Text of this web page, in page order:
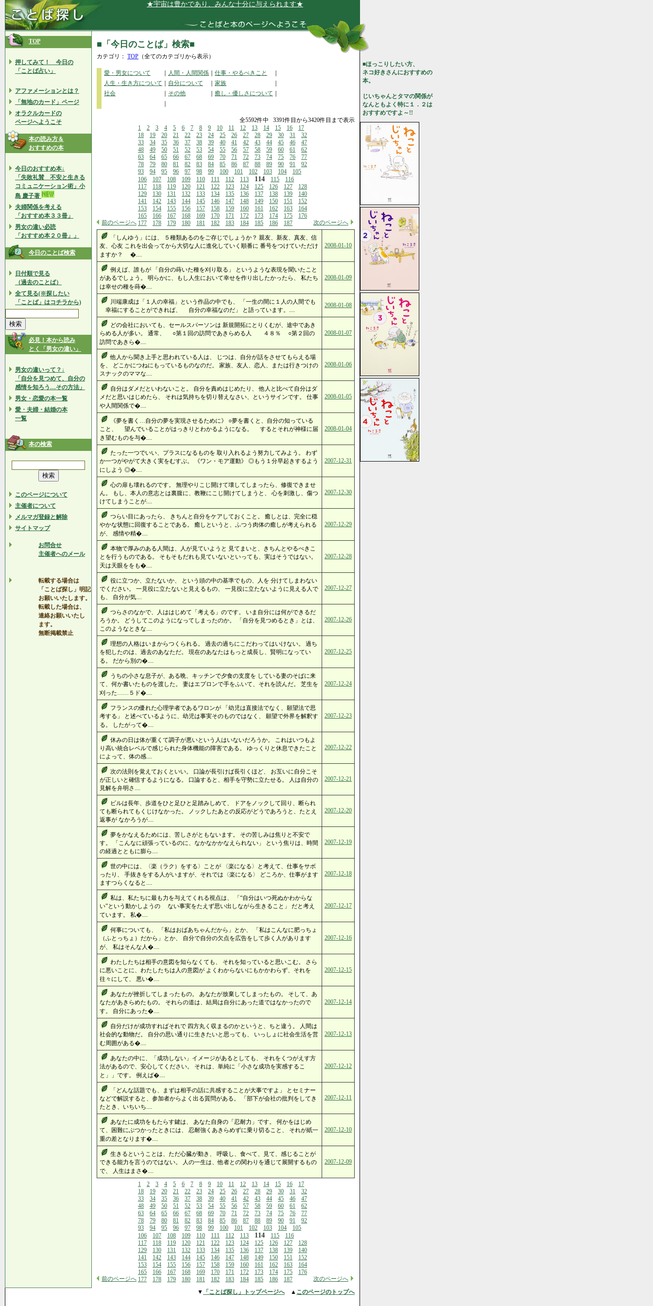
★宇宙は豊かであり、みんな十分に与えられます★
TOP
押してみて！ 今日の
「ことば占い」
アファメーションとは？
「無地のカード」ページ
オラクルカードの
ページへようこそ
本の読み方＆
おすすめの本
今日のおすすめ本↓
「失敗礼賛 不安と生きる
コミュニケーション術」小
島 慶子著
夫婦関係を考える
「おすすめ本３３冊」
男女の違い必読
「おすすめ本２０冊」」
今日のことば検索
日付順で見る
（過去のことば）
全て見る(※探したい
「ことば」はコチラから)
必見！本から読み
とく「男女の違い」
男女の違いって？↓
「自分を見つめて、自分の
感情を知ろう…その方法」
男女・恋愛の本一覧
愛・夫婦・結婚の本
一覧
本の検索
このページについて
主催者について
メルマガ登録と解除
サイトマップ
お問合せ
主催者へのメール
転載する場合は
「ことば探し」明記
お願いいたします。
転載した場合は、
連絡お願いいたし
ます。
無断掲載禁止
■「今日のことば」検索■
カテゴリ： TOP （全てのカテゴリから表示）
愛・男女について 人間・人間関係 仕事・やるべきこと
人生・生き方について
自分について 家族
社会
その他 癒し・優しさについて
全5592件中 3391件目から3420件目まで表示
前のページへ
1 2 3 4 5 6 7 8 9 10 11 12 13 14 15 16
17
18
19 20 21 22 23 24 25 26 27 28 29 30 31
32
33
34 35 36 37 38 39 40 41 42 43 44 45 46
47
48
49 50 51 52 53 54 55 56 57 58 59 60 61
62
63
64 65 66 67 68 69 70 71 72 73 74 75 76
77
78
79 80 81 82 83 84 85 86 87 88 89 90 91
92
93
94 95 96 97 98 99 100 101 102 103 104
105
106
107 108 109 110 111 112 113 114 115
116
117
118 119 120 121 122 123 124 125 126 127
128
129
130 131 132 133 134 135 136 137 138 139
140
141
142 143 144 145 146 147 148 149 150 151
152
153
154 155 156 157 158 159 160 161 162 163
164
165
166 167 168 169 170 171 172 173 174 175
176
177
178 179 180 181 182 183 184 185 186 187 次のページへ
「しんゆう」には、 ５種類あるのをご存じでしょうか？ 親友、新友、真友、信
友、心友 これを出会ってから大切な人に進化していく順番に 番号をつけていただけ
ますか？ �....
2008-01-10
例えば、誰もが 「自分の蒔いた種を刈り取る」 というような表現を聞いたこと
があるでしょう。 明らかに、もし人生において幸せを作り出したかったら、 私たち
は幸せの種を蒔�....
2008-01-09
川端康成は「１人の幸福」という作品の中でも、 「一生の間に１人の人間でも
幸福にすることができれば、 自分の幸福なのだ」 と語っています。....
2008-01-08
どの会社においても、セールスパーソンは 新規開拓にとりくむが、途中であき
らめる人が多い。 通常、 ○第１回の訪問であきらめる人 ４８％ ○第２回の
訪問であきら�....
2008-01-07
他人から聞き上手と思われている人は、 じつは、自分が話をさせてもらえる場
を、 どこかにつねにもっているものなのだ。 家族、友人、恋人、または行きつけの
スナックのママな....
2008-01-06
自分はダメだといわないこと。 自分を責めはじめたり、 他人と比べて自分はダ
メだと思いはじめたら、 それは気持ちを切り替えなさい、というサインです。 仕事
や人間関係で�....
2008-01-05
《夢を書く…自分の夢を実現させるために》 ○夢を書くと、自分の知っている
こと、 望んでいることがはっきりとわかるようになる。 するとそれが神様に届
き望むものを与�....
2008-01-04
たった一つでいい、プラスになるものを 取り入れるよう努力してみよう。 わず
か一つがやがて大きく実をむすぶ。 《ワン・モア運動》 ◎もう１分早起きするよう
にしよう ◎�....
2007-12-31
心の扉も壊れるのです。 無理やりこじ開けて壊してしまったら、修復できませ
ん。 もし、本人の意志とは裏腹に、教鞭にこじ開けてしまうと、 心を刺激し、傷つ
けてしまうことが....
2007-12-30
つらい目にあったら、 きちんと自分をケアしておくこと。 癒しとは、完全に穏
やかな状態に回復することである。 癒しというと、ふつう肉体の癒しが考えられる
が、 感情や精�....
2007-12-29
本物で厚みのある人間は、人が見ていようと 見てまいと、きちんとやるべきこ
とを行うものである。 そもそもだれも見ていないといっても、実はそうではない。
天は天眼ををも�....
2007-12-28
役に立つか、立たないか、 という頭の中の基準でもの、人を 分けてしまわない
でください。 一見役に立たないと見えるもの、 一見役に立たないように見える人で
も、 自分が気....
2007-12-27
つらさのなかで、人ははじめて「考える」のです。 いま自分には何ができるだ
ろうか。 どうしてこのようになってしまったのか。 「自分を見つめるとき」とは、
このようなときな....
2007-12-26
理想の人格はいまからつくられる。 過去の過ちにこだわってはいけない。 過ち
を犯したのは、過去のあなただ。 現在のあなたはもっと成長し、賢明になってい
る。 だから別の�....
2007-12-25
うちの小さな息子が、ある晩、キッチンで夕食の支度を している妻のそばに来
て、何か書いたものを渡した。 妻はエプロンで手をふいて、それを読んだ。 芝生を
刈った……５ド�....
2007-12-24
フランスの優れた心理学者であるワロンが 「幼児は直接法でなく、願望法で思
考する」 と述べているように、幼児は事実そのものではなく、 願望で外界を解釈す
る。 したがって�....
2007-12-23
休みの日は体が重くて調子が悪いという人はいないだろうか。 これはいつもよ
り高い統合レベルで感じられた身体機能の障害である。 ゆっくりと休息できたこと
によって、体の感....
2007-12-22
次の法則を覚えておくといい。 口論が長引けば長引くほど、 お互いに自分こそ
が正しいと確信するようになる。 口論すると、相手を守勢に立たせる。 人は自分の
見解を弁明さ....
2007-12-21
ビルは長年、歩道をひと足ひと足踏みしめて、 ドアをノックして回り、断られ
ても断られてもくじけなかった。 ノックしたあとの反応がどうであろうと、たとえ
返事が なかろうが....
2007-12-20
夢をかなえるためには、苦しさがともないます。 その苦しみは焦りと不安で
す。 「こんなに頑張っているのに、なかなかかなえられない」 という焦りは、時間
の経過とともに膨ら....
2007-12-19
世の中には、〈楽（ラク）をする〉ことが 〈楽になる〉と考えて、仕事をサボ
ったり、 手抜きをする人がいますが、それでは〈楽になる〉 どころか、仕事がます
ますつらくなると....
2007-12-18
私は、私たちに最も力を与えてくれる視点は、 「“自分はいつ死ぬかわからな
い”という動かしようの ない事実をたえず思い出しながら生きること」 だと考え
ています。 私�....
2007-12-17
何事についても、 「私はおばあちゃんだから」とか、 「私はこんなに肥っちょ
（ふとっちょ）だから」とか、 自分で自分の欠点を広告をして歩く人があります
が、 私はそんな人�....
2007-12-16
わたしたちは相手の意図を知らなくても、 それを知っていると思いこむ。 さら
に悪いことに、わたしたちは人の意図が よくわからないにもかかわらず、それを
往々にして、 悪い�....
2007-12-15
あなたが挫折してしまったもの。 あなたが放棄してしまったもの。 そして、あ
なたがあきらめたもの。 それらの道は、結局は自分にあった道ではなかったので
す。 自分にあった�....
2007-12-14
自分だけが成功すればそれで 四方丸く収まるのかというと、ちと違う。 人間は
社会的な動物だ。 自分の思い通りに生きたいと思っても、 いっしょに社会生活を営
む周囲がある�....
2007-12-13
あなたの中に、「成功しない」イメージがあるとしても、 それをくつがえす方
法があるので、安心してください。 それは、単純に「小さな成功を実感するこ
と」」です。 例えば�....
2007-12-12
「どんな話題でも、まずは相手の話に共感することが大事ですよ」 とセミナー
などで解説すると、参加者からよく出る質問がある。 「部下が会社の批判をしてき
たとき、いちいち....
2007-12-11
あなたに成功をもたらす鍵は、 あなた自身の「忍耐力」です。 何かをはじめ
て、困難にぶつかったときには、 忍耐強くあきらめずに乗り切ること、 それが紙一
重の差となります�....
2007-12-10
生きるということは、ただ心臓が動き、 呼吸し、食べて、見て、感じることが
できる能力を言うのではない。 人の一生は、他者との関わりを通じて展開するもの
で、 人生はまさ�....
2007-12-09
前のページへ
1 2 3 4 5 6 7 8 9 10 11 12 13 14 15 16
17
18
19 20 21 22 23 24 25 26 27 28 29 30 31
32
33
34 35 36 37 38 39 40 41 42 43 44 45 46
47
48
49 50 51 52 53 54 55 56 57 58 59 60 61
62
63
64 65 66 67 68 69 70 71 72 73 74 75 76
77
78
79 80 81 82 83 84 85 86 87 88 89 90 91
92
93
94 95 96 97 98 99 100 101 102 103 104
105
106
107 108 109 110 111 112 113 114 115
116
117
118 119 120 121 122 123 124 125 126 127
128
129
130 131 132 133 134 135 136 137 138 139
140
141
142 143 144 145 146 147 148 149 150 151
152
153
154 155 156 157 158 159 160 161 162 163
164
165
166 167 168 169 170 171 172 173 174 175
176
177
178 179 180 181 182 183 184 185 186 187 次のページへ
■ほっこりしたい方、
ネコ好きさんにおすすめの
本。
じいちゃんとタマの関係が
なんともよく特に１．２は
おすすめですよ～!!
▼ 「ことば探し」トップページへ▲ このページのトップへ